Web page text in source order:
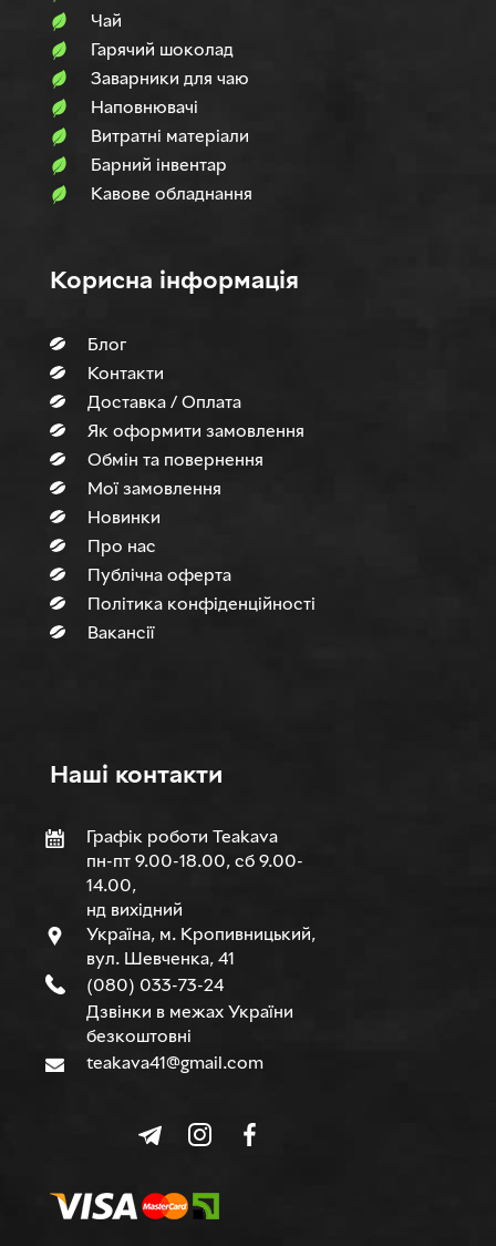
Чай
Гарячий шоколад
Заварники для чаю
Наповнювачi
Витратні матеріали
Барний інвентар
Кавове обладнання
Корисна інформація
Блог
Контакти
Доставка / Оплата
Як оформити замовлення
Обмін та повернення
Мої замовлення
Новинки
Про нас
Публічна оферта
Політика конфіденційності
Вакансії
Нашi контакти
Графік роботи Teakava
пн-пт 9.00-18.00, сб 9.00-
14.00,
нд вихідний
Україна, м. Кропивницький,
вул. Шевченка, 41
(080) 033-73-24
Дзвінки в межах України
безкоштовні
teakava41@gmail.com